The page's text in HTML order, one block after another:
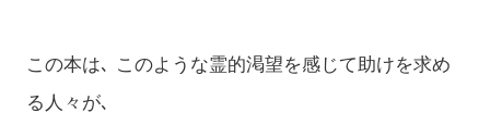
この本は､ このような霊的渇望を感じて助けを求め
る人々が､